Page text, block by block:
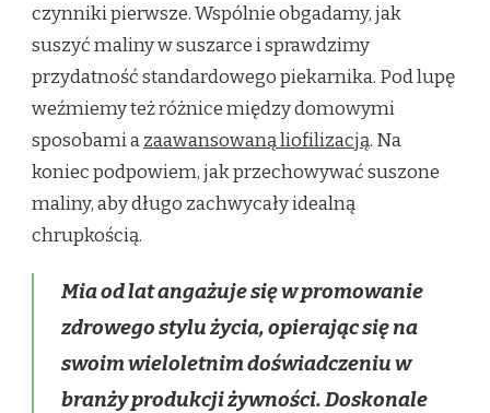
czynniki pierwsze. Wspólnie obgadamy, jak
suszyć maliny w suszarce i sprawdzimy
przydatność standardowego piekarnika. Pod lupę
weźmiemy też różnice między domowymi
sposobami azaawansowaną liofilizacją. Na
koniec podpowiem, jak przechowywać suszone
maliny, aby długo zachwycały idealną
chrupkością.
Mia od lat angażuje się w promowanie
zdrowego stylu życia, opierając się na
swoim wieloletnim doświadczeniu w
branży produkcji żywności. Doskonale